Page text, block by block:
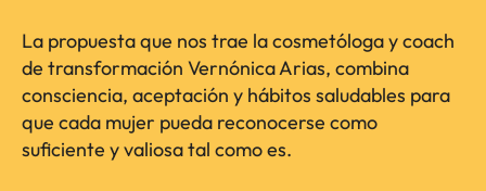
La propuesta que nos trae la cosmetóloga y coach
de transformación Vernónica Arias, combina
consciencia, aceptación y hábitos saludables para
que cada mujer pueda reconocerse como
suficiente y valiosa tal como es.